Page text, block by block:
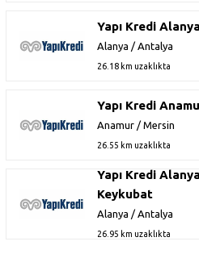
Yapı Kredi Alanya
Alanya / Antalya
26.18 km uzaklıkta
Yapı Kredi
Anamur / Mersin
26.55 km uzaklıkta
Yapı Kredi Alanya
Keykubat
Alanya / Antalya
26.95 km uzaklıkta